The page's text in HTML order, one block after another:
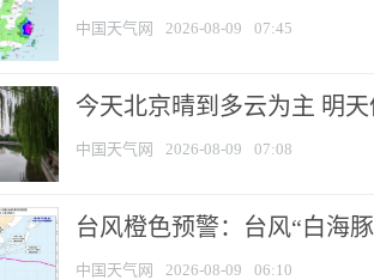
中国天气网 2026-08-09 07:45
今天北京晴到多云为主 明
中国天气网 2026-08-09 07:08
台风橙色预警：台风“白海
中国天气网 2026-08-09 06:10